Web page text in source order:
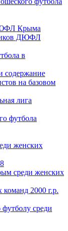
Крыма
ДЮФЛ
в
содержание
на базовом
лига
футбола
женских
среди женских
2000 г.р.
среди